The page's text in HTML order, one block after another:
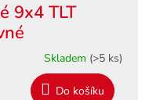
9x4 TLT
Skladem (>5 ks)
Do košíku